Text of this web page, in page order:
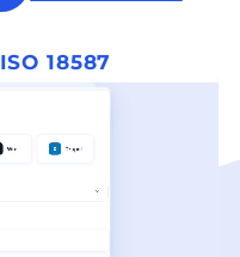
ISO 18587